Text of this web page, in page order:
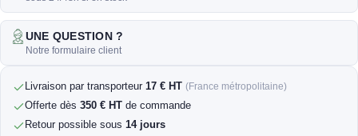
UNE QUESTION ?
Notre formulaire client
Livraison par transporteur 17 € HT (France métropolitaine)
Offerte dès 350 € HT de commande
Retour possible sous 14 jours